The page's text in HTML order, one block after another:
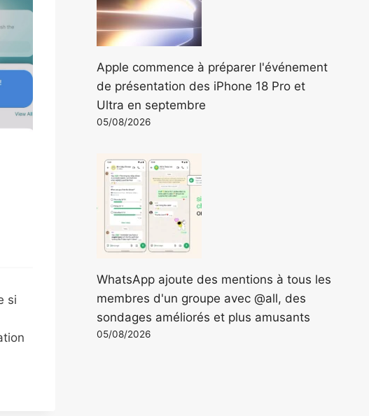
si
Apple commence à préparer l'événement
de présentation des iPhone 18 Pro et
Ultra en septembre
05/08/2026
WhatsApp ajoute des mentions à tous les
membres d'un groupe avec @all, des
sondages améliorés et plus amusants
05/08/2026